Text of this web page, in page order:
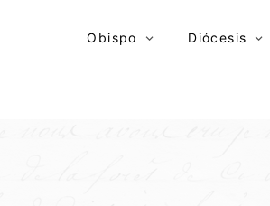
Obispo Diócesis